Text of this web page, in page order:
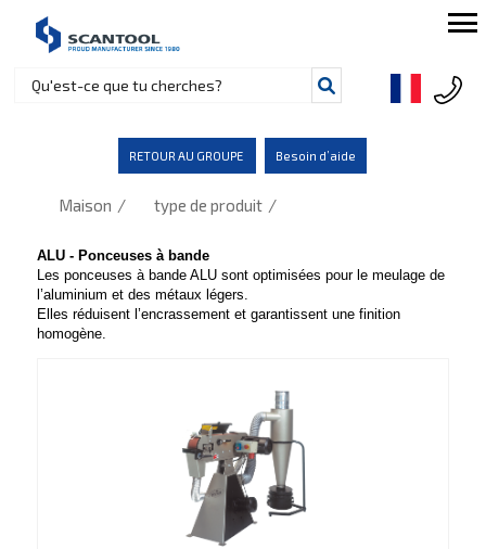
RETOUR AU GROUPE Besoin d’aide
Maison / type de produit /
ALU - Ponceuses à bande
Les ponceuses à bande ALU sont optimisées pour le meulage de
l’aluminium et des métaux légers.
Elles réduisent l’encrassement et garantissent une finition
homogène.